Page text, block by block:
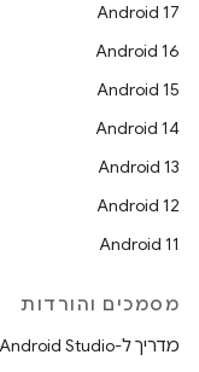
Android 17
Android 16
Android 15
Android 14
Android 13
Android 12
Android 11
מסמכים והורדות
מדריך ל-Android Studio